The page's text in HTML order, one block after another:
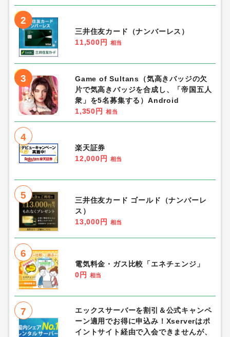
2
三井住友カード（ナンバーレス）
11,500円
相当
3
Game of Sultans（気高きバッジの欠
片で気高きバッジを合成し、「帝国五人
衆」を5名募集する）Android
1,350円
相当
4
楽天証券
12,000円
相当
5
三井住友カード ゴールド（ナンバーレ
ス）
13,000円
相当
6
電気料金・ガス比較「エネチェンジ」
0円
相当
7
エックスサーバーを割引＆公式キャンペ
ーン適用でお得に申込み！Xserverはポ
イントサイト経由で入会できませんが、